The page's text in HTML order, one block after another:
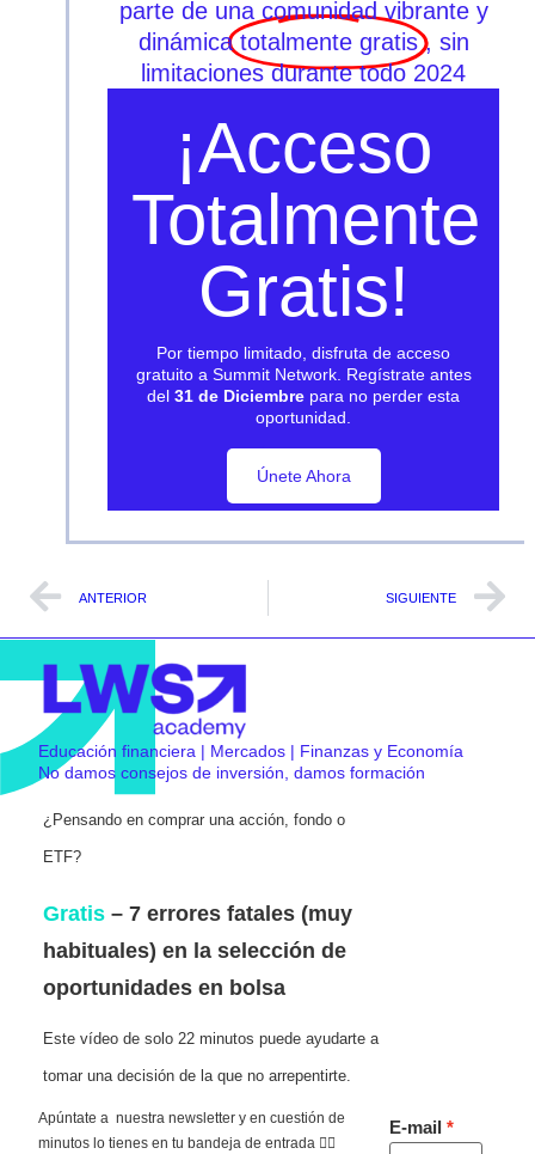
parte de una comunidad vibrante y
dinámica totalmente gratis , sin
limitaciones durante todo 2024
¡Acceso
Totalmente
Gratis!
Por tiempo limitado, disfruta de acceso
gratuito a Summit Network. Regístrate antes
del 31 de Diciembre para no perder esta
oportunidad.
Únete Ahora
Únete Ahora
ANTERIOR SIGUIENTE
Educación financiera | Mercados | Finanzas y Economía
No damos consejos de inversión, damos formación
¿Pensando en comprar una acción, fondo o
ETF?
Gratis – 7 errores fatales (muy
habituales) en la selección de
oportunidades en bolsa
Este vídeo de solo 22 minutos puede ayudarte a
tomar una decisión de la que no arrepentirte.
Apúntate a nuestra newsletter y en cuestión de
minutos lo tienes en tu bandeja de entrada 👇🏻
E-mail